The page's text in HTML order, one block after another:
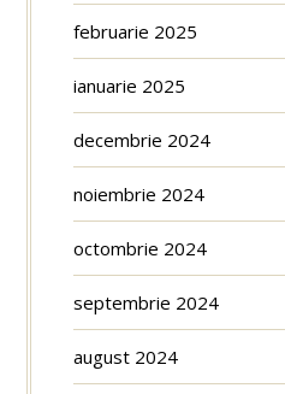
februarie 2025
ianuarie 2025
decembrie 2024
noiembrie 2024
octombrie 2024
septembrie 2024
august 2024